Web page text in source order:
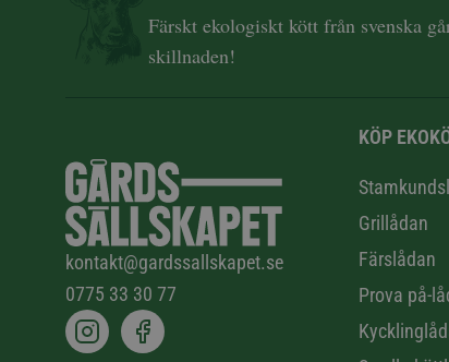
Färskt ekologiskt kött från svenska
skillnaden!
kontakt@gardssallskapet.se
0775 33 30 77
KÖP
Grillådan
Färslådan
Prova på-